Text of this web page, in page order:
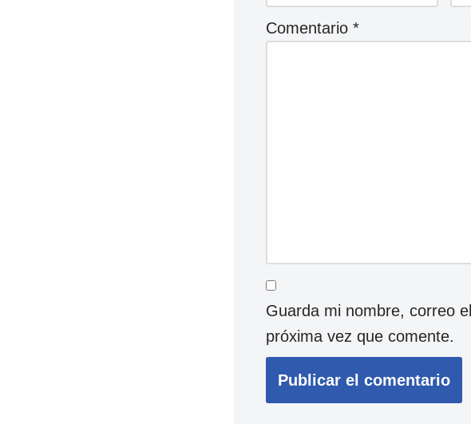
Comentario*
Guarda mi nombre, correo
próxima vez que comente.